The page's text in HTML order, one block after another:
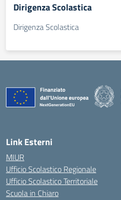
Dirigenza Scolastica
Dirigenza Scolastica
Link Esterni
MIUR
Ufficio Scolastico Regionale
Ufficio Scolastico Territoriale
Scuola in Chiaro